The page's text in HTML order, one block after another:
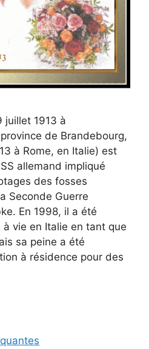
juillet 1913 à
de Brandebourg,
à Rome, en Italie) est
allemand impliqué
des fosses
Seconde Guerre
En 1998, il a été
vie en Italie en tant que
sa peine a été
à résidence pour des